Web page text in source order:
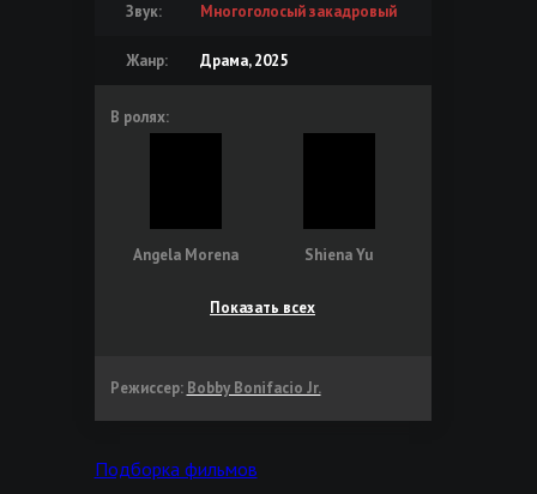
Звук: Многоголосый закадровый
Жанр: Драма, 2025
В ролях:
Angela Morena Shiena Yu
Показать всех
Режиссер: Bobby Bonifacio Jr.
Подборка фильмов